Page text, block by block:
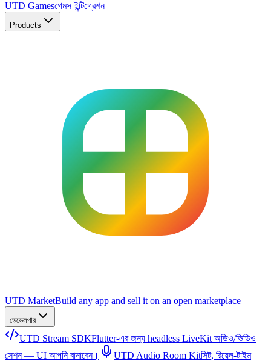
UTD Gamesগেমস ইন্টিগ্রেশন
Products
UTD MarketBuild any app and sell it on an open marketplace
ডেভেলপার
UTD Stream SDKFlutter-এর জন্য headless LiveKit অডিও/ভিডিও
সেশন — UI আপনি বানাবেন।
UTD Audio Room Kitসিট, রিয়েল-টাইম